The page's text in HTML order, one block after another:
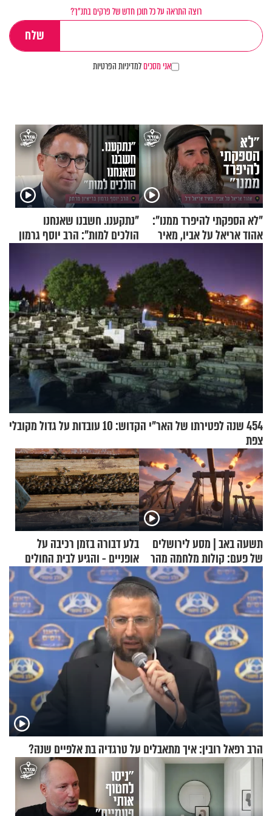
רוצה התראה על כל תוכן חדש של פרקים בתנ"ך?
אני מסכיםלמדיניות הפרטיות
"לא הספקתי להיפרד ממנו":
אהוד אריאל על אביו, מאיר
"נתקענו. חשבנו שאנחנו
הולכים למות": הרב יוסף גרמון
454 שנה לפטירתו של האר"י הקדוש: 10 עובדות על גדול מקובלי
צפת
תשעה באב | מסע לירושלים
של פעם: קולות מלחמה מהר
הזיתים
בלע דבורה בזמן רכיבה על
אופניים - והגיע לבית החולים
במצב מסכן חיים
הרב רפאל רובין: איך מתאבלים על טרגדיה בת אלפיים שנה?